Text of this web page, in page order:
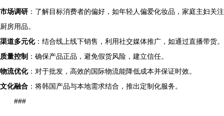
市场调研 ：了解目标消费者的偏好，如年轻人偏爱化妆品，家庭主妇关注
厨房用品。
渠道多元化：结合线上线下销售，利用社交媒体推广，如通过直播带货。
质量控制 ：确保产品正品，避免假货风险，建立信任。
物流优化：对于批发，高效的国际物流能降低成本并保证时效。
文化融合 ：将韩国产品与本地需求结合，推出定制化服务。
###